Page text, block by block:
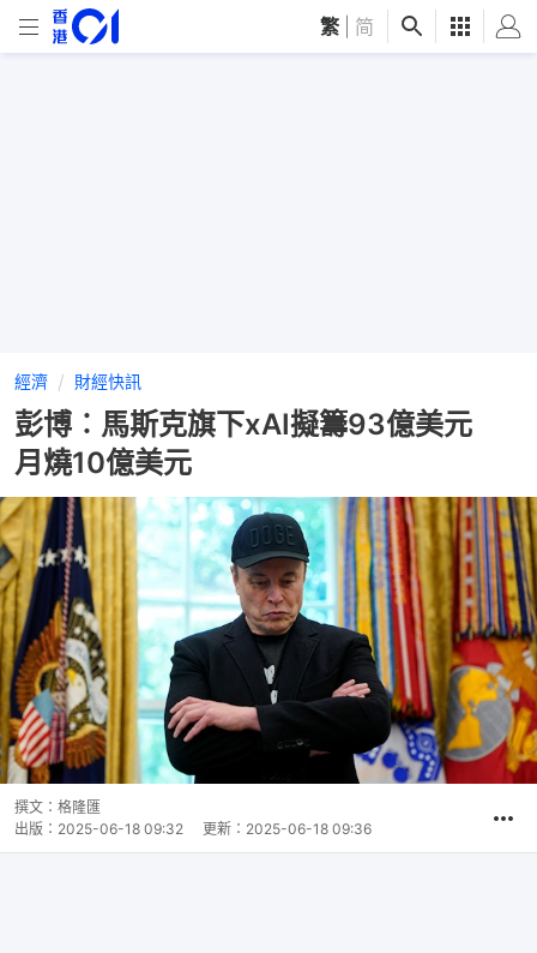
繁 简
經濟 財經快訊
彭博︰馬斯克旗下xAI擬籌93億美元
月燒10億美元
撰文： 格隆匯
出版： 2025-06-18 09:32 更新： 2025-06-18 09:36